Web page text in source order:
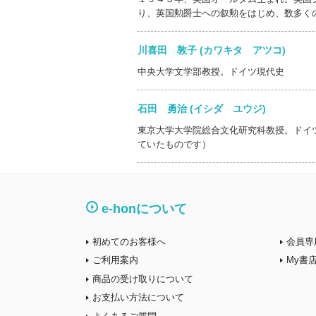
り、英国勲爵士への叙勲をはじめ、数多く
川喜田 敦子 (カワキタ アツコ)
中央大学文学部教授。ドイツ現代史
石田 勇治 (イシダ ユウジ)
東京大学大学院総合文化研究科教授。ド
ていたものです）
e-honについて
初めてのお客様へ
ご利用案内
商品の受け取りについて
お支払い方法について
会員専
My書